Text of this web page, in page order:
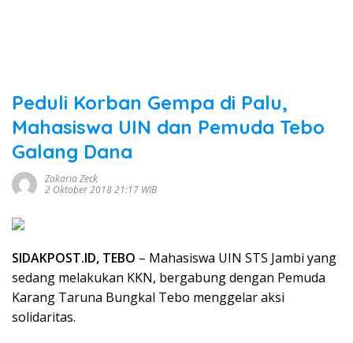
Peduli Korban Gempa di Palu,
Mahasiswa UIN dan Pemuda Tebo
Galang Dana
Zakaria Zeck
2 Oktober 2018 21:17 WIB
SIDAKPOST.ID, TEBO – Mahasiswa UIN STS Jambi yang
sedang melakukan KKN, bergabung dengan Pemuda
Karang Taruna Bungkal Tebo menggelar aksi
solidaritas.